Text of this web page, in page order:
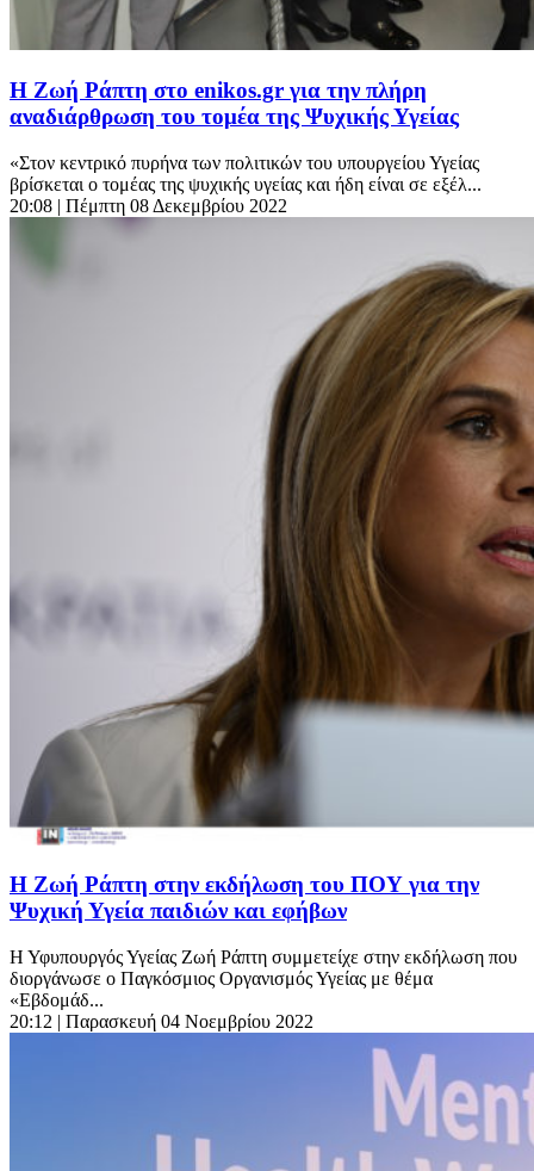
Η Ζωή Ράπτη στο enikos.gr για την πλήρη
αναδιάρθρωση του τομέα της Ψυχικής Υγείας
«Στον κεντρικό πυρήνα των πολιτικών του υπουργείου Υγείας
βρίσκεται ο τομέας της ψυχικής υγείας και ήδη είναι σε εξέλ...
20:08 | Πέμπτη 08 Δεκεμβρίου 2022
Η Ζωή Ράπτη στην εκδήλωση του ΠΟΥ για την
Ψυχική Υγεία παιδιών και εφήβων
Η Υφυπουργός Υγείας Ζωή Ράπτη συμμετείχε στην εκδήλωση που
διοργάνωσε ο Παγκόσμιος Οργανισμός Υγείας με θέμα
«Εβδομάδ...
20:12 | Παρασκευή 04 Νοεμβρίου 2022